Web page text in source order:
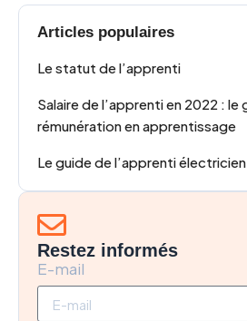
Articles populaires
Le statut de l’apprenti
Salaire de l’apprenti en 2022 : le
rémunération en apprentissage
Le guide de l’apprenti électricien
Restez informés
E-mail